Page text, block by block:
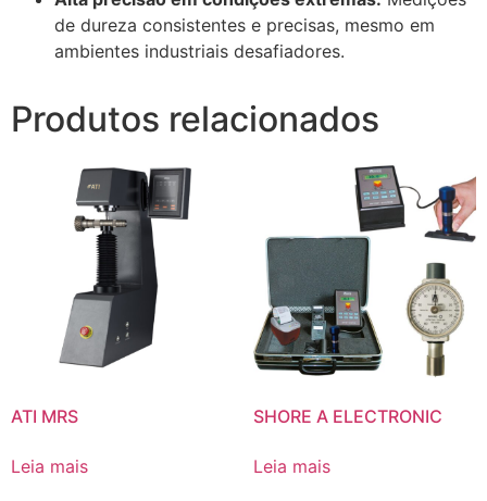
de dureza consistentes e precisas, mesmo em
ambientes industriais desafiadores.
Produtos relacionados
ATI MRS
Leia mais
SHORE A ELECTRONIC
Leia mais